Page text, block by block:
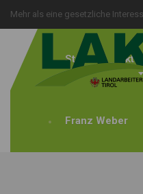
Mehr als eine gesetzliche
Start
Franz Weber